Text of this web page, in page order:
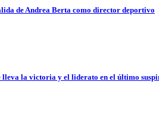
de Andrea Berta como director deportivo
lleva la victoria y el liderato en el último